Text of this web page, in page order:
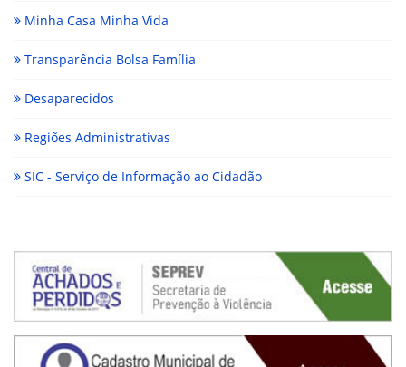
Minha Casa Minha Vida
Transparência Bolsa Família
Desaparecidos
Regiões Administrativas
SIC - Serviço de Informação ao Cidadão